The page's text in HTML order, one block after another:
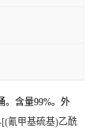
。含量99%。外
氰甲基硫基)乙酰